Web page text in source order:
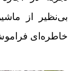
بی‌نظیر از
خاطره‌ای